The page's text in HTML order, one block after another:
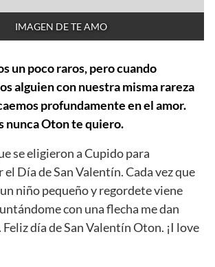
IMAGEN DE TE AMO
un poco raros, pero cuando
alguien con nuestra misma rareza
profundamente en el amor.
nunca Oton te quiero.
se eligieron a Cupido para
Día de San Valentín. Cada vez que
niño pequeño y regordete viene
con una flecha me dan
día de San Valentín Oton. ¡I love